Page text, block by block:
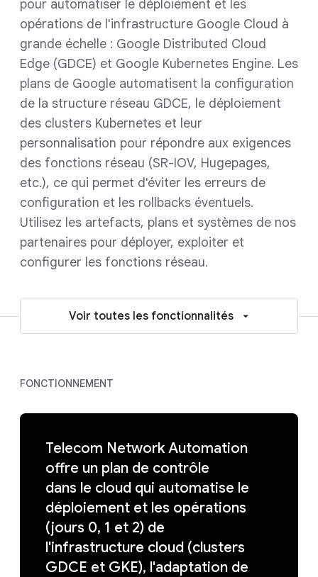
pour automatiser le déploiement et les
opérations de l'infrastructure Google Cloud à
grande échelle : Google Distributed Cloud
Edge (GDCE) et Google Kubernetes Engine. Les
plans de Google automatisent la configuration
de la structure réseau GDCE, le déploiement
des clusters Kubernetes et leur
personnalisation pour répondre aux exigences
des fonctions réseau (SR-IOV, Hugepages,
etc.), ce qui permet d'éviter les erreurs de
configuration et les rollbacks éventuels.
Utilisez les artefacts, plans et systèmes de nos
partenaires pour déployer, exploiter et
configurer les fonctions réseau.
Voir toutes les fonctionnalités
FONCTIONNEMENT
Telecom Network Automation
offre un plan de contrôle
dans le cloud qui automatise le
déploiement et les opérations
(jours 0, 1 et 2) de
l'infrastructure cloud (clusters
GDCE et GKE), l'adaptation de